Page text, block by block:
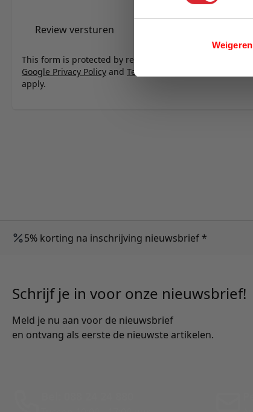
Weigeren
Review versturen
This form is protected by reCAPTCHA - the
Google Privacy Policy and Terms of Service
apply.
5% korting na inschrijving nieuwsbrief *
Schrijf je in voor onze nieuwsbrief!
Meld je nu aan voor de nieuwsbrief
en ontvang als eerste de nieuwste artikelen.